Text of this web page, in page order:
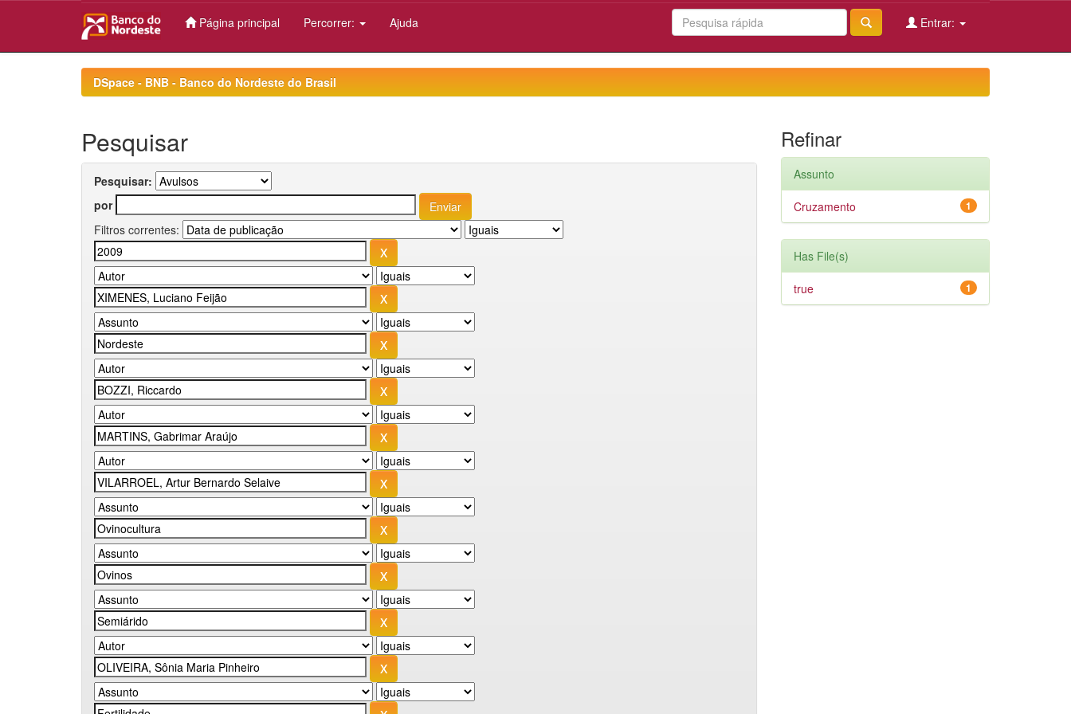
Página principal Percorrer: Ajuda Entrar:
DSpace - BNB - Banco do Nordeste do Brasil
Pesquisar
Pesquisar:
por
Filtros correntes:
Refinar
Assunto
1
Cruzamento
Has File(s)
1
true